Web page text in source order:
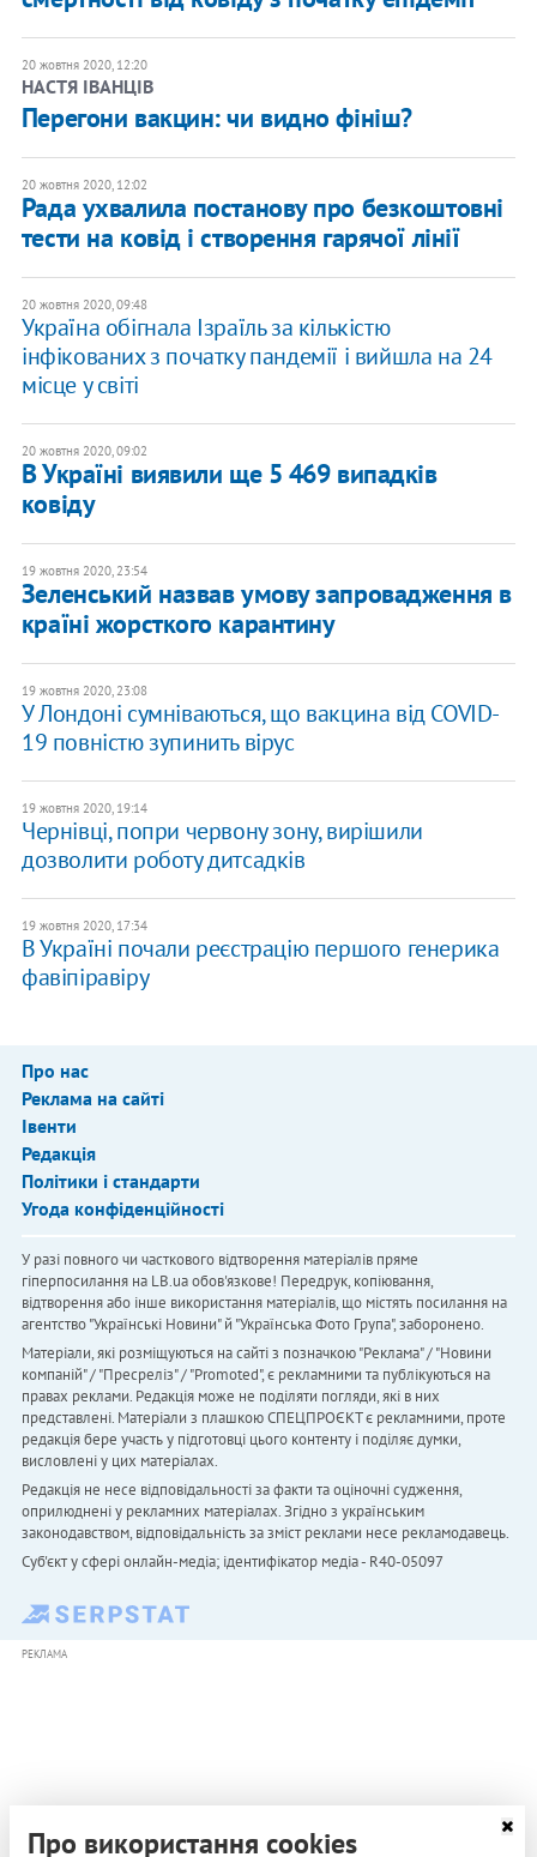
20 жовтня 2020, 12:20
НАСТЯ ІВАНЦІВ
Перегони вакцин: чи видно фініш?
20 жовтня 2020, 12:02
Рада ухвалила постанову про безкоштовні
тести на ковід і створення гарячої лінії
20 жовтня 2020, 09:48
Україна обігнала Ізраїль за кількістю
інфікованих з початку пандемії і вийшла на 24
місце у світі
20 жовтня 2020, 09:02
В Україні виявили ще 5 469 випадків
ковіду
19 жовтня 2020, 23:54
Зеленський назвав умову запровадження в
країні жорсткого карантину
19 жовтня 2020, 23:08
У Лондоні сумніваються, що вакцина від COVID-
19 повністю зупинить вірус
19 жовтня 2020, 19:14
Чернівці, попри червону зону, вирішили
дозволити роботу дитсадків
19 жовтня 2020, 17:34
В Україні почали реєстрацію першого генерика
фавіпіравіру
Про нас
Реклама на сайті
Івенти
Редакція
Політики і стандарти
Угода конфіденційності
У разі повного чи часткового відтворення матеріалів пряме
гіперпосилання на LB.ua обов'язкове! Передрук, копіювання,
відтворення або інше використання матеріалів, що містять посилання на
агентство "Українськi Новини" й "Українська Фото Група", заборонено.
Матеріали, які розміщуються на сайті з позначкою "Реклама" / "Новини
компаній" / "Пресреліз" / "Promoted", є рекламними та публікуються на
правах реклами. Редакція може не поділяти погляди, які в них
представлені. Матеріали з плашкою СПЕЦПРОЄКТ є рекламними, проте
редакція бере участь у підготовці цього контенту і поділяє думки,
висловлені у цих матеріалах.
Редакція не несе відповідальності за факти та оціночні судження,
оприлюднені у рекламних матеріалах. Згідно з українським
законодавством, відповідальність за зміст реклами несе рекламодавець.
Cуб'єкт у сфері онлайн-медіа; ідентифікатор медіа - R40-05097
РЕКЛАМА
Про використання cookies